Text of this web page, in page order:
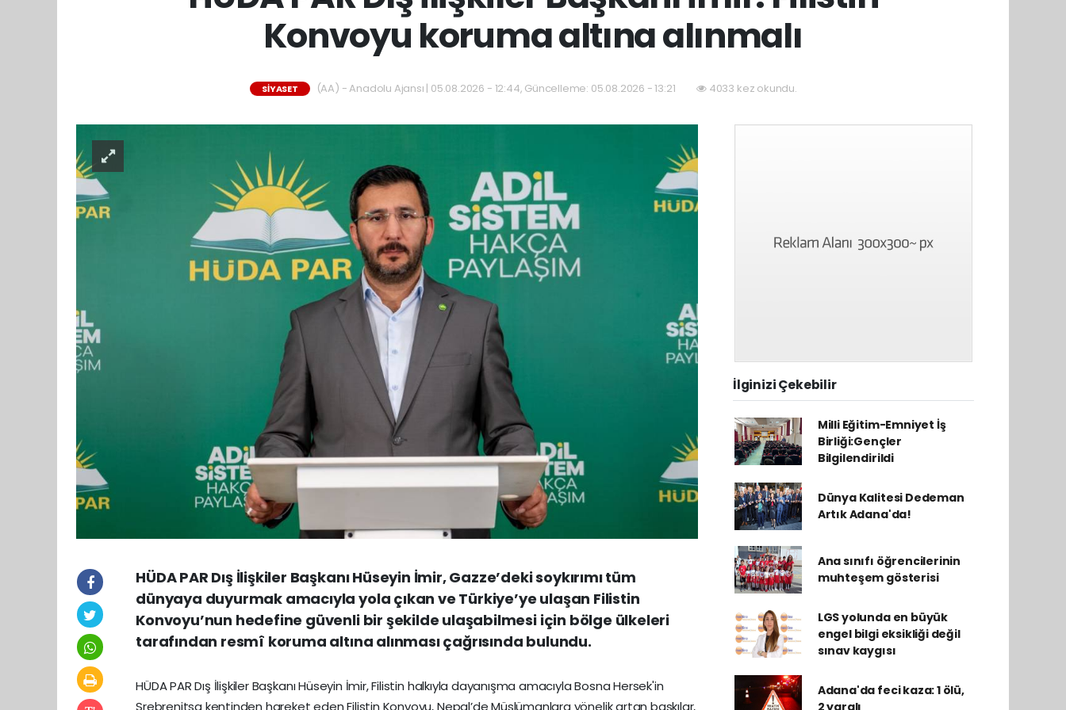
Konvoyu koruma altına alınmalı
SİYASET (AA) - Anadolu Ajansı | 05.08.2026 - 12:44, Güncelleme: 05.08.2026 - 13:21 4033 kez okundu.
HÜDA PAR Dış İlişkiler Başkanı Hüseyin İmir, Gazze’deki soykırımı tüm
dünyaya duyurmak amacıyla yola çıkan ve Türkiye’ye ulaşan Filistin
Konvoyu’nun hedefine güvenli bir şekilde ulaşabilmesi için bölge ülkeleri
tarafından resmî koruma altına alınması çağrısında bulundu.
HÜDA PAR Dış İlişkiler Başkanı Hüseyin İmir, Filistin halkıyla dayanışma amacıyla Bosna Hersek'in
Srebrenitsa kentinden hareket eden Filistin Konvoyu, Nepal’de Müslümanlara yönelik artan baskılar,
İlginizi Çekebilir
Milli Eğitim-Emniyet İş
Birliği:Gençler
Bilgilendirildi
Dünya Kalitesi Dedeman
Artık Adana'da!
Ana sınıfı öğrencilerinin
muhteşem gösterisi
LGS yolunda en büyük
engel bilgi eksikliği değil
sınav kaygısı
Adana'da feci kaza: 1 ölü,
2 yaralı